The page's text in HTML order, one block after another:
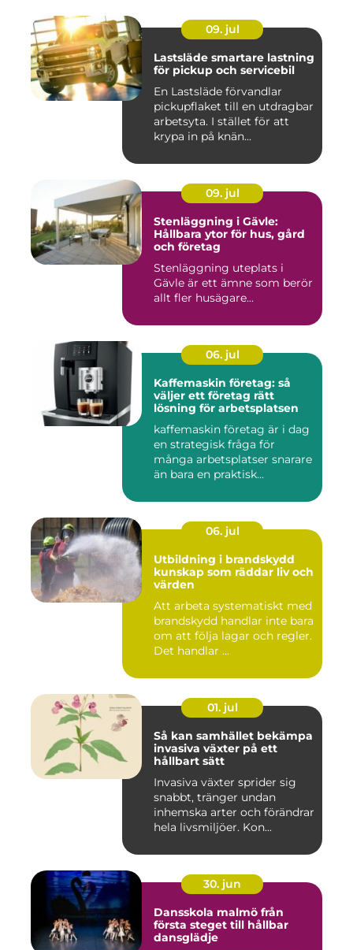
09. jul
Lastsläde smartare lastning
för pickup och servicebil
En Lastsläde förvandlar
pickupflaket till en utdragbar
arbetsyta. I stället för att
krypa in på knän...
09. jul
Stenläggning i Gävle:
Hållbara ytor för hus, gård
och företag
Stenläggning uteplats i
Gävle är ett ämne som berör
allt fler husägare...
06. jul
Kaffemaskin företag: så
väljer ett företag rätt
lösning för arbetsplatsen
kaffemaskin företag är i dag
en strategisk fråga för
många arbetsplatser snarare
än bara en praktisk...
06. jul
Utbildning i brandskydd
kunskap som räddar liv och
värden
Att arbeta systematiskt med
brandskydd handlar inte bara
om att följa lagar och regler.
Det handlar ...
01. jul
Så kan samhället bekämpa
invasiva växter på ett
hållbart sätt
Invasiva växter sprider sig
snabbt, tränger undan
inhemska arter och förändrar
hela livsmiljöer. Kon...
30. jun
Dansskola malmö från
första steget till hållbar
dansglädje